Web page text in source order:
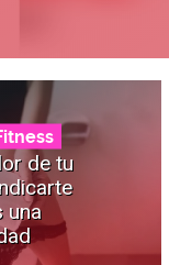
de tu
una